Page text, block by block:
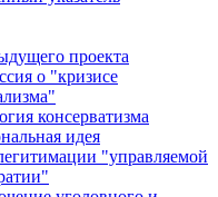
проекта
о "кризисе
консерватизма
идея
"управляемой